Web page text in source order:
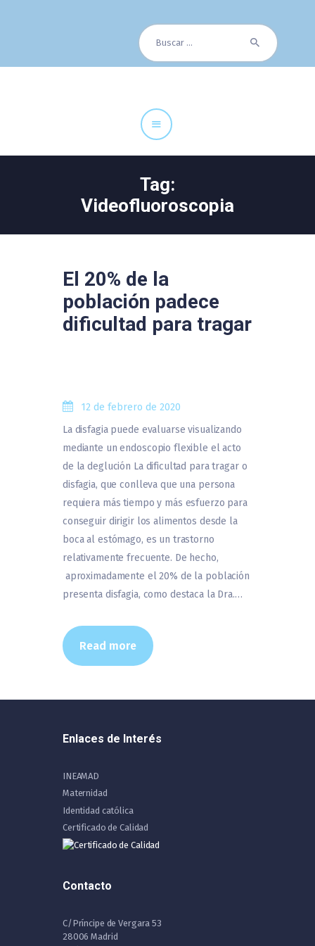
Buscar:
Tag:
Videofluoroscopia
Cuadro Médico
Especialidades
El 20% de la
población padece
dificultad para tragar
12 de febrero de 2020
La disfagia puede evaluarse visualizando
mediante un endoscopio flexible el acto
de la deglución La dificultad para tragar o
disfagia, que conlleva que una persona
requiera más tiempo y más esfuerzo para
conseguir dirigir los alimentos desde la
boca al estómago, es un trastorno
relativamente frecuente. De hecho,
aproximadamente el 20% de la población
presenta disfagia, como destaca la Dra.…
Read more
Enlaces de Interés
INEAMAD
Maternidad
Identidad católica
Certificado de Calidad
Contacto
C/Príncipe de Vergara 53
28006 Madrid